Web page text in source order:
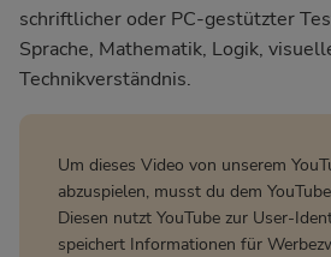
schriftlicher oder PC-gestützter
Sprache, Mathematik, Logik,
Technikverständnis.
Um dieses Video von unserem
abzuspielen, musst du dem
Diesen nutzt YouTube zur User-
speichert Informationen für